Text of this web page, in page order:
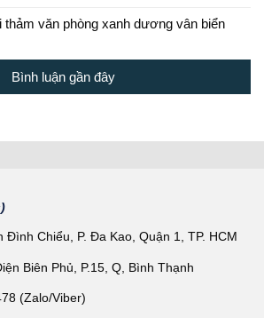
thảm văn phòng xanh dương vân biển
Bình luận gần đây
Đình Chiểu, P. Đa Kao, Quận 1, TP. HCM
Biên Phủ, P.15, Q, Bình Thạnh
(Zalo/Viber)